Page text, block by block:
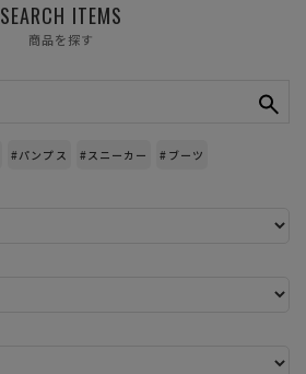
SEARCH ITEMS
商品を探す
#パンプス #スニーカー #ブーツ